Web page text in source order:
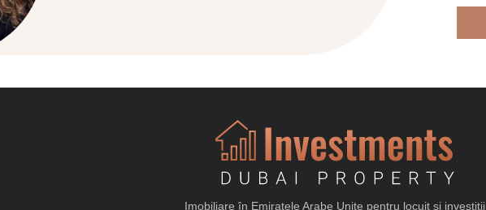
Imobiliare în Emiratele Arabe Unite pentru locuit și investiții